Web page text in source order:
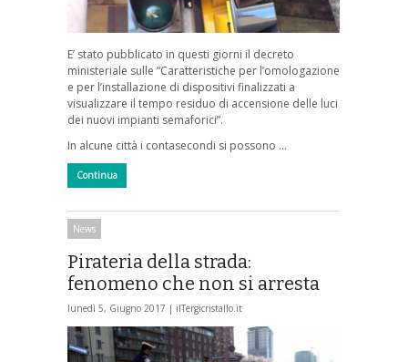
E’ stato pubblicato in questi giorni il decreto
ministeriale sulle “Caratteristiche per l’omologazione
e per l’installazione di dispositivi finalizzati a
visualizzare il tempo residuo di accensione delle luci
dei nuovi impianti semaforici”.
In alcune città i contasecondi si possono …
Continua
News
Pirateria della strada:
fenomeno che non si arresta
lunedì 5, Giugno 2017 | ilTergicristallo.it